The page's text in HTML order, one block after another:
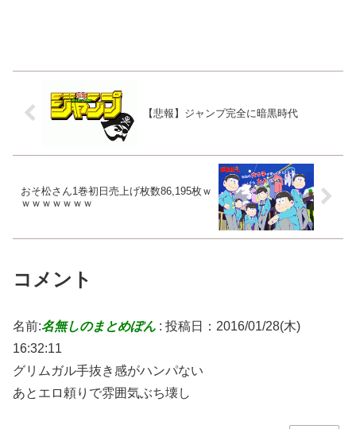
【悲報】ジャンプ完全に暗黒時代
おそ松さん1巻初日売上げ枚数86,195枚ｗ
ｗｗｗｗｗｗｗ
コメント
名前:名無しのまとめぽん : 投稿日：2016/01/28(木)
16:32:11
グリムガル手抜き感がハンパない
あとエロ頼りで雰囲気ぶち壊し